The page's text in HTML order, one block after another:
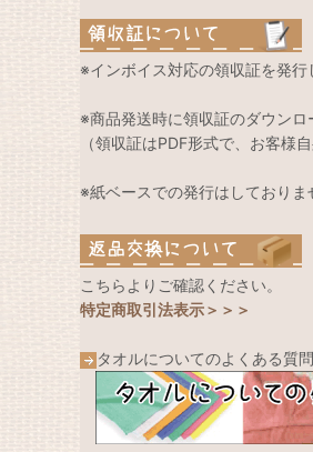
※インボイス対応の領収証を発行
※商品発送時に領収証のダウンロ
（領収証はPDF形式で、お客様
※紙ベースでの発行はしておりま
こちらよりご確認ください。
特定商取引法表示＞＞＞
タオルについてのよくある質